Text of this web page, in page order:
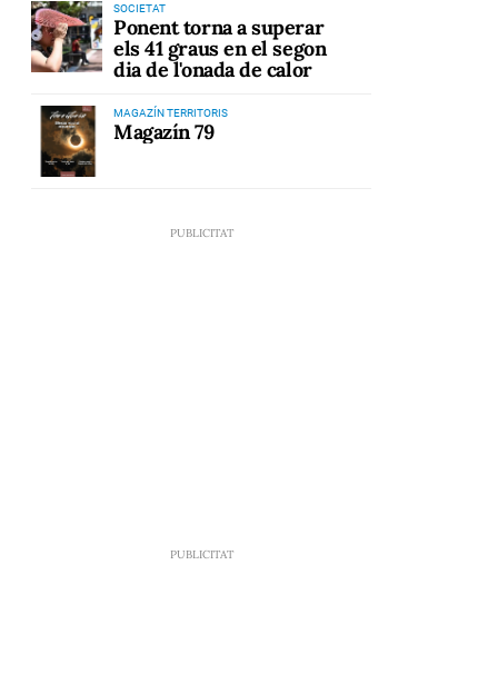
SOCIETAT
Ponent torna a superar
els 41 graus en el segon
dia de l'onada de calor
MAGAZÍN TERRITORIS
Magazín 79